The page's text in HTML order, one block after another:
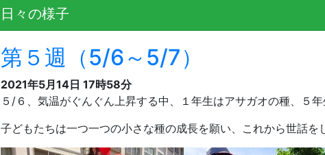
日々の様子
第５週（5/6～5/7）
2021年5月14日 17時58分
５ / ６、気温がぐんぐん上昇する中、１年生はアサガオの種、５
子どもたちは一つ一つの小さな種の成長を願い、これから世話を